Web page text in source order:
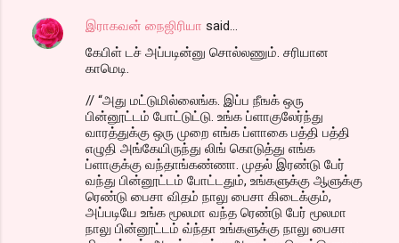
இராகவன் நைஜிரியா said…
கேபிள் டச் அப்படின்னு சொல்லணும். சரியான
காமெடி.
// “அது மட்டுமில்லைங்க. இப்ப நீஙக் ஒரு
பின்னூட்டம் போட்டுட்டு. உங்க ப்ளாகுலேர்ந்து
வாரத்துக்கு ஒரு முறை எங்க ப்ளாகை பத்தி பத்தி
எழுதி அங்கேயிருந்து லிங் கொடுத்து எங்க
ப்ளாகுக்கு வந்தாங்கண்ணா. முதல் இரண்டு பேர்
வந்து பின்னூட்டம் போட்டதும், உங்களுக்கு ஆளுக்கு
ரெண்டு பைசா விதம் நாலு பைசா கிடைக்கும்,
அப்படியே உங்க மூலமா வந்த ரெண்டு பேர் மூலமா
நாலு பின்னூட்டம் வ்ந்தா உங்களுக்கு நாலு பைசா